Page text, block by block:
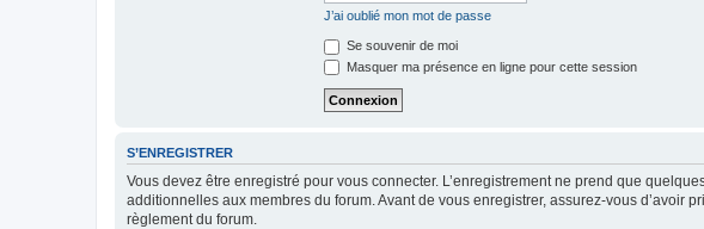
J’ai oublié mon mot de passe
Se souvenir de moi
Masquer ma présence en ligne pour cette session
S’ENREGISTRER
Vous devez être enregistré pour vous connecter. L’enregistrement ne prend que
additionnelles aux membres du forum. Avant de vous enregistrer, assurez-vous d’avoir
règlement du forum.